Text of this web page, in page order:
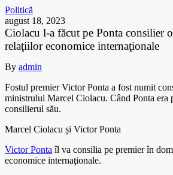
Politică
august 18, 2023
Ciolacu l-a făcut pe Ponta consilier
relaţiilor economice internaţionale
By admin
Fostul premier Victor Ponta a fost numit
ministrului Marcel Ciolacu. Când Ponta era
consilierul său.
Marcel Ciolacu și Victor Ponta
Victor Ponta îl va consilia pe premier în
economice internaţionale.